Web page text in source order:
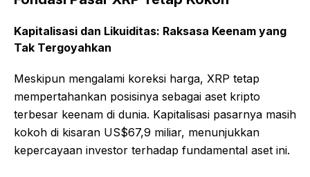
Kapitalisasi dan Likuiditas: Raksasa Keenam yang
Tak Tergoyahkan
Meskipun mengalami koreksi harga, XRP tetap
mempertahankan posisinya sebagai aset kripto
terbesar keenam di dunia. Kapitalisasi pasarnya masih
kokoh di kisaran US$67,9 miliar, menunjukkan
kepercayaan investor terhadap fundamental aset ini.